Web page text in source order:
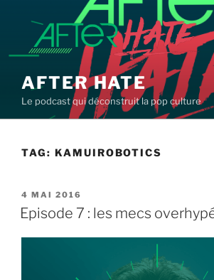
contenu
principal
AFTER HATE
Le podcast qui déconstruit la pop culture
TAG: KAMUIROBOTICS
PUBLIÉ
LE
4 MAI 2016
Episode 7 : les mecs